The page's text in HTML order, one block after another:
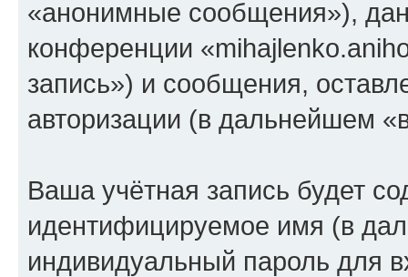
«анонимные сообщения»),
конференции
запись») и сообщения,
авторизации (в дальнейшем
Ваша учётная запись будет
идентифицируемое имя (в
индивидуальный пароль для